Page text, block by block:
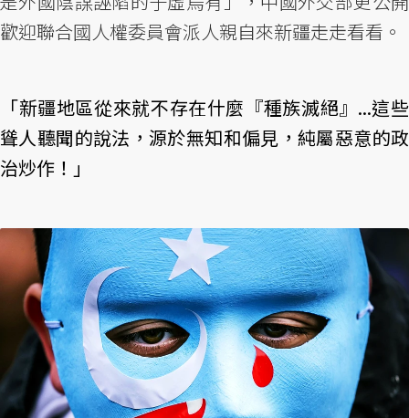
歡迎聯合國人權委員會派人親自來新疆走走看看。
「新疆地區從來就不存在什麼『種族滅絕』...這些
聳人聽聞的說法，源於無知和偏見，純屬惡意的政
治炒作！」